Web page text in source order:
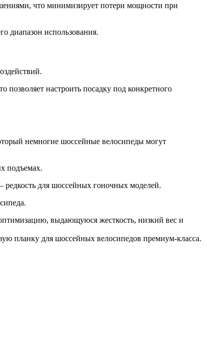
что минимизирует потери мощности при
диапазон использования.
настроить посадку под конкретного
немногие шоссейные велосипеды могут
подъемах.
для шоссейных гоночных моделей.
выдающуюся жесткость, низкий вес и
планку для шоссейных велосипедов премиум-класса.